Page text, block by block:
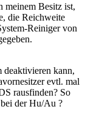
meinem Besitz ist,
die Reichweite
Reiniger von
deaktivieren kann,
evtl. mal
rausfinden? So
der Hu/Au ?